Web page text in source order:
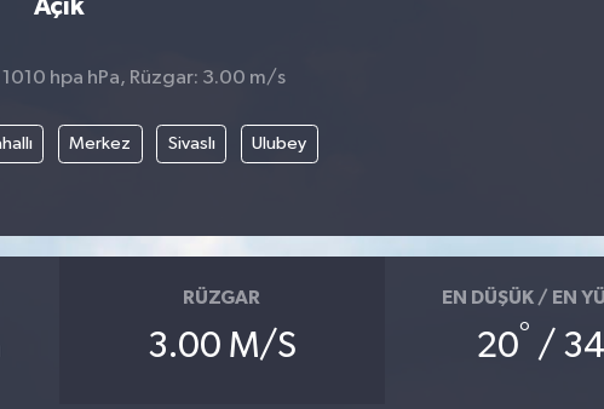
Açık
1010 hpa hPa, Rüzgar: 3.00 m/s
Merkez Sivaslı Ulubey
RÜZGAR
3.00 M/S
EN DÜŞÜK / EN
20° / 34